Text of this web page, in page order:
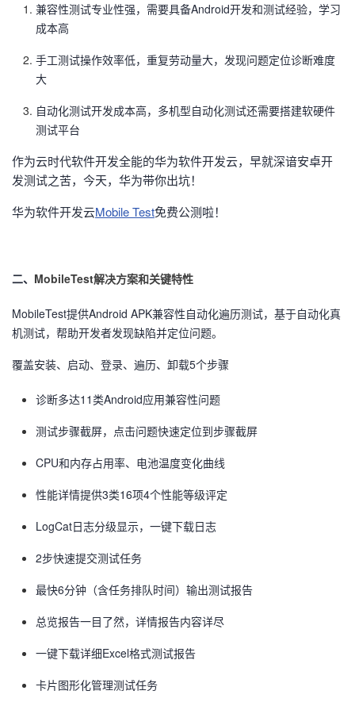
兼容性测试专业性强，需要具备Android开发和测试经验，学习
成本高
手工测试操作效率低，重复劳动量大，发现问题定位诊断难度
大
自动化测试开发成本高，多机型自动化测试还需要搭建软硬件
测试平台
作为云时代软件开发全能的华为软件开发云，早就深谙安卓开
发测试之苦，今天，华为带你出坑！
华为软件开发云Mobile Test免费公测啦！
二、 MobileTest解决方案和关键特性
MobileTest提供Android APK兼容性自动化遍历测试，基于自动化真
机测试，帮助开发者发现缺陷并定位问题。
覆盖安装、启动、登录、遍历、卸载5个步骤
诊断多达11类Android应用兼容性问题
测试步骤截屏，点击问题快速定位到步骤截屏
CPU和内存占用率、电池温度变化曲线
性能详情提供3类16项4个性能等级评定
LogCat日志分级显示，一键下载日志
2步快速提交测试任务
最快6分钟（含任务排队时间）输出测试报告
总览报告一目了然，详情报告内容详尽
一键下载详细Excel格式测试报告
卡片图形化管理测试任务